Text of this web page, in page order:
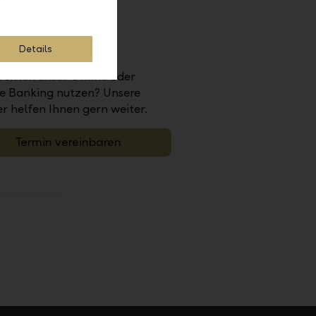
nutzen
unser Online oder
Banking nutzen? Unsere
helfen Ihnen gern weiter.
Termin vereinbaren
Details